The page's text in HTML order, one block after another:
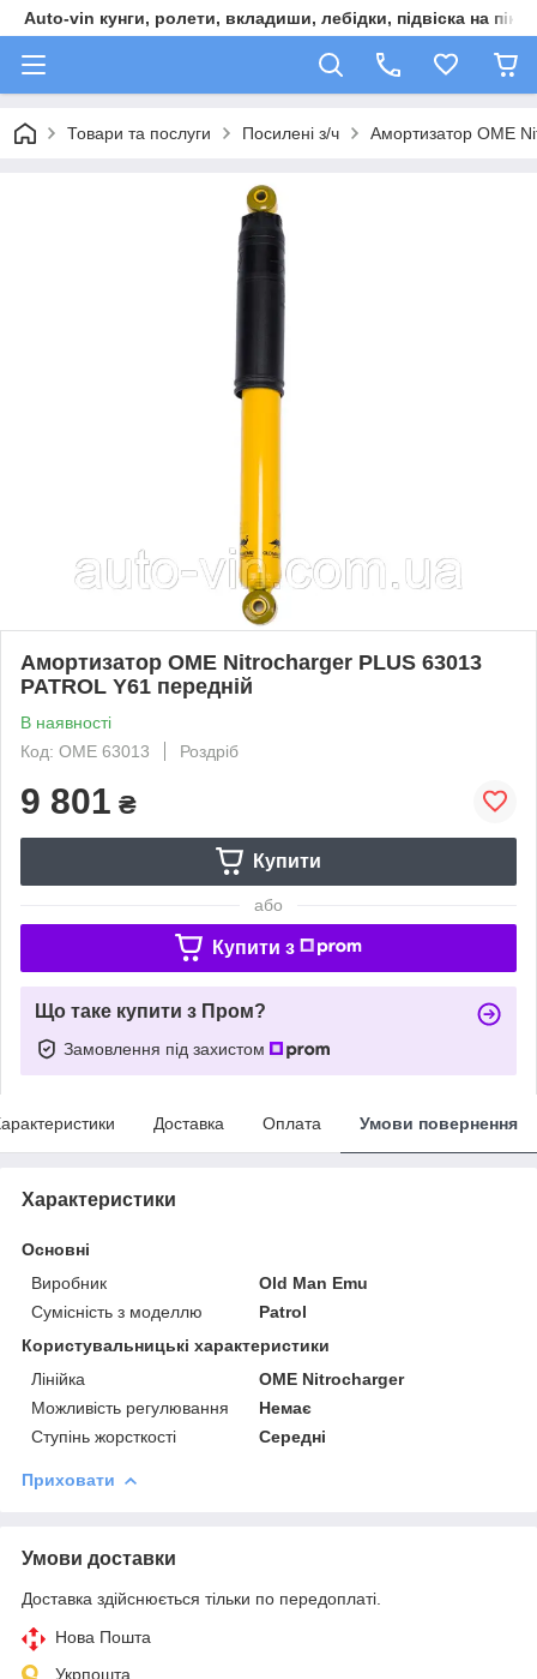
Auto-vin кунги, ролети, вкладиши, лебідки, підвіска на пікап
Товари та послуги Посилені з/ч Амортизатор OME
Амортизатор OME Nitrocharger PLUS 63013
PATROL Y61 передній
В наявності
Код: OME 63013
Роздріб
9 801 ₴
Купити
або
Купити з
Що таке купити з Пром?
Замовлення під захистом
Доставка Оплата Умови повернення
Характеристики
Основні
Виробник
Old Man Emu
Сумісність з моделлю
Patrol
Користувальницькі характеристики
Лінійка
OME Nitrocharger
Можливість регулювання
Немає
Ступінь жорсткості
Середні
Приховати
Умови доставки
Доставка здійснюється тільки по передоплаті.
Нова Пошта
Укрпошта